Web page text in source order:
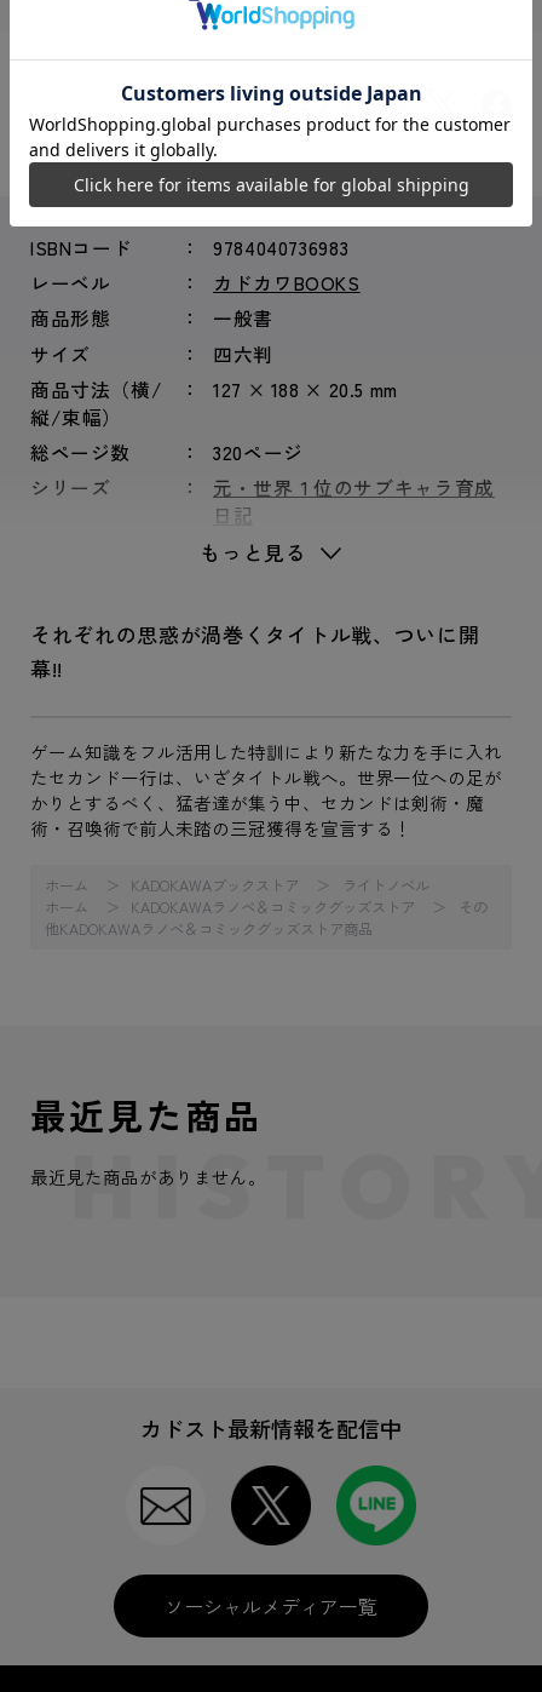
シェアする：
ISBNコード
9784040736983
レーベル
カドカワBOOKS
商品形態
一般書
サイズ
四六判
商品寸法（横/
縦/束幅）
127 × 188 × 20.5 mm
総ページ数
320ページ
シリーズ
元・世界１位のサブキャラ育成
日記
もっと見る
それぞれの思惑が渦巻くタイトル戦、ついに開
幕!!
ゲーム知識をフル活用した特訓により新たな力を手に入れ
たセカンド一行は、いざタイトル戦へ。世界一位への足が
かりとするべく、猛者達が集う中、セカンドは剣術・魔
術・召喚術で前人未踏の三冠獲得を宣言する！
ホーム KADOKAWAブックストア
ライトノベル
ホーム
KADOKAWAラノベ＆コミックグッズストア
その
他KADOKAWAラノベ＆コミックグッズストア商品
最近見た商品
最近見た商品がありません。
カドスト最新情報を配信中
ソーシャルメディア一覧